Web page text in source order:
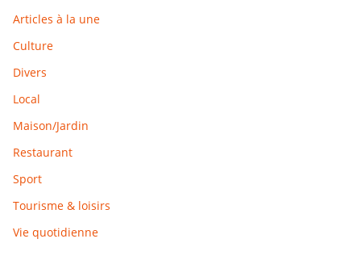
Articles à la une
Culture
Divers
Local
Maison/Jardin
Restaurant
Sport
Tourisme & loisirs
Vie quotidienne